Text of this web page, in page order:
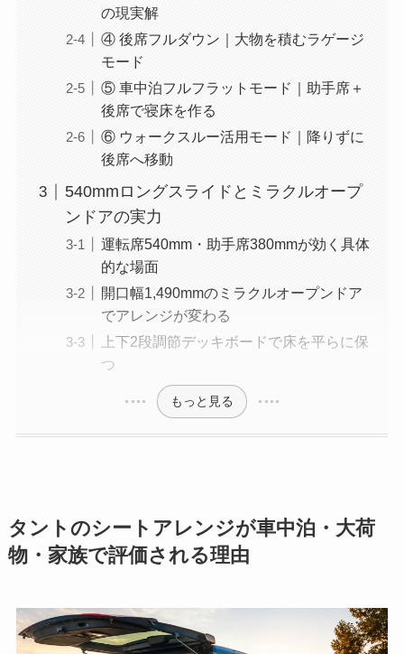
の現実解
④ 後席フルダウン｜大物を積むラゲージ
モード
⑤ 車中泊フルフラットモード｜助手席＋
後席で寝床を作る
⑥ ウォークスルー活用モード｜降りずに
後席へ移動
540mmロングスライドとミラクルオープ
ンドアの実力
運転席540mm・助手席380mmが効く具体
的な場面
開口幅1,490mmのミラクルオープンドア
でアレンジが変わる
上下2段調節デッキボードで床を平らに保
つ
もっと見る
タントのシートアレンジが車中泊・大荷
物・家族で評価される理由